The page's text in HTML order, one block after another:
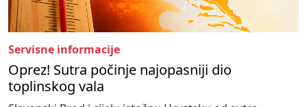
Servisne informacije
Oprez! Sutra počinje najopasniji dio
toplinskog vala